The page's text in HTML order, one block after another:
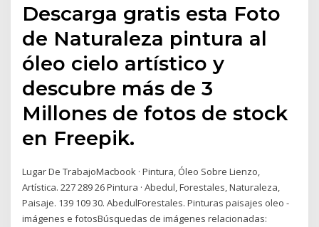
Descarga gratis esta Foto
de Naturaleza pintura al
óleo cielo artístico y
descubre más de 3
Millones de fotos de stock
en Freepik.
Lugar De TrabajoMacbook · Pintura, Óleo Sobre Lienzo,
Artística. 227 289 26 Pintura · Abedul, Forestales, Naturaleza,
Paisaje. 139 109 30. AbedulForestales. Pinturas paisajes oleo -
imágenes e fotosBúsquedas de imágenes relacionadas: